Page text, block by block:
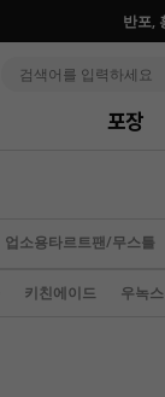
포장
업소용타르트팬/무스틀
키친에이드 우녹스